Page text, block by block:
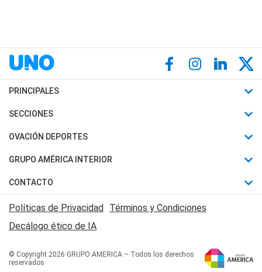
PRINCIPALES
Últimas Noticias
Política
Judiciales
Economia
SECCIONES
Horóscopo
Motores
Trucos caseros
Series y Películas
Edictos y Solicitadas
OVACIÓN DEPORTES
Fútbol
Mundial
Automovilismo
Rugby
Básquet
GRUPO AMÉRICA INTERIOR
Canal 7 en Vivo
San Juan 8
CONTACTO
Acerca de Nosotros
Contactanos
Políticas de Privacidad Términos y Condiciones
Decálogo ético de IA
© Copyright 2026 GRUPO AMERICA – Todos los derechos
reservados